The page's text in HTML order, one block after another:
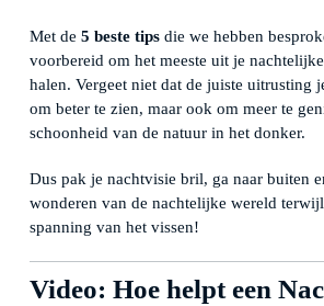
Met de 5 beste tips die we hebben
voorbereid om het meeste uit je
halen. Vergeet niet dat de juiste uitrusting
om beter te zien, maar ook om meer te
schoonheid van de natuur in het donker.
Dus pak je nachtvisie bril, ga naar buiten
wonderen van de nachtelijke wereld
spanning van het vissen!
Video: Hoe helpt een